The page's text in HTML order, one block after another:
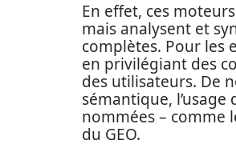
En effet, ces
mais analysent et
complètes. Pour les
en privilégiant des
des utilisateurs. De
sémantique,
nommées – comme
du GEO.